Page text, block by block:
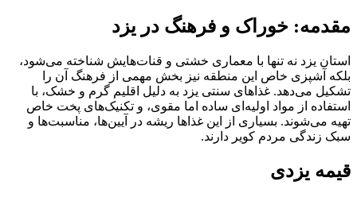
مقدمه: خوراک و فرهنگ در یزد
استان یزد نه تنها با معماری خشتی و قنات‌هایش شناخته می‌شود،
بلکه آشپزی خاص این منطقه نیز بخش مهمی از فرهنگ آن را
تشکیل می‌دهد. غذاهای سنتی یزد به دلیل اقلیم گرم و خشک، با
استفاده از مواد اولیه‌ای ساده اما مقوی، و تکنیک‌های پخت خاص
تهیه می‌شوند. بسیاری از این غذاها ریشه در آیین‌ها، مناسبت‌ها و
سبک زندگی مردم کویر دارند.
قیمه یزدی